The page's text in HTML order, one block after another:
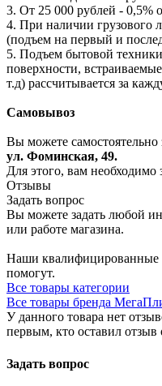
3. От 25 000 рублей - 0,5%
4. При наличии грузового
(подъем на первый и
5. Подъем бытовой
поверхности,
т.д) рассчитывается за
Самовывоз
Вы можете самостоятельно
ул. Фоминская, 49.
Для этого, вам
Отзывы
Задать вопрос
Вы можете задать любой
или работе магазина.
Наши квалифицированные
помогут.
Все товары категории
Все товары бренда
У данного товара нет
первым, кто оставил отзыв
Задать вопрос